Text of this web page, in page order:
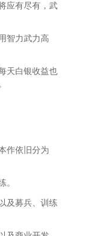
应有尽有，武
智力武力高
天白银收益也
作依旧分为
。
及募兵、训练